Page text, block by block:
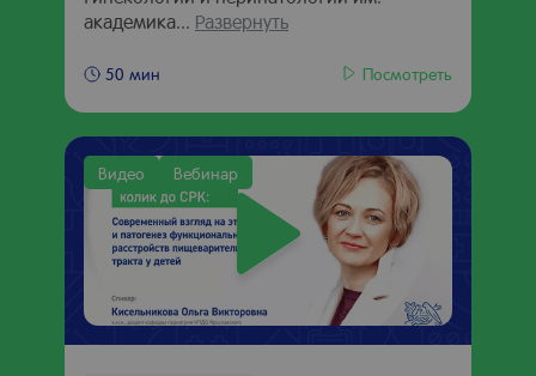
академика... Развернуть
50 мин Посмотреть
Видео Вебинар